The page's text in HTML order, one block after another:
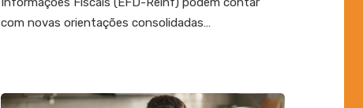
com novas orientações consolidadas…